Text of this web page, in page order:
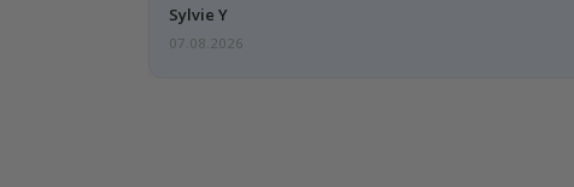
beetje…
Sylvie Y
07.08.2026